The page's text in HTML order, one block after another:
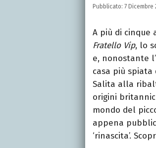
e della
Pubblicato: 7 Dicembre
A più di cinque
Fratello Vip, lo
e, nonostante
casa più spiata
Salita alla
origini
mondo del
appena
‘rinascita’.